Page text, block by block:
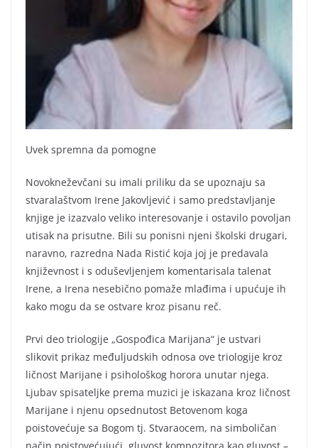
Uvek spremna da pomogne
Novokneževčani su imali priliku da se upoznaju sa
stvaralaštvom Irene Jakovljević i samo predstavljanje
knjige je izazvalo veliko interesovanje i ostavilo povoljan
utisak na prisutne. Bili su ponisni njeni školski drugari,
naravno, razredna Nada Ristić koja joj je predavala
književnost i s oduševljenjem komentarisala talenat
Irene, a Irena nesebično pomaže mlađima i upućuje ih
kako mogu da se ostvare kroz pisanu reč.
Prvi deo triologije „Gospođica Marijana“ je ustvari
slikovit prikaz međuljudskih odnosa ove triologije kroz
ličnost Marijane i psihološkog horora unutar njega.
Ljubav spisateljke prema muzici je iskazana kroz ličnost
Marijane i njenu opsednutost Betovenom koga
poistovećuje sa Bogom tj. Stvaraocem, na simboličan